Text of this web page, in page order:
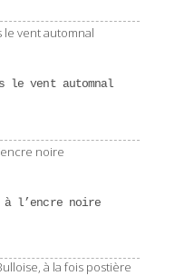
le vent automnal
l’encre noire